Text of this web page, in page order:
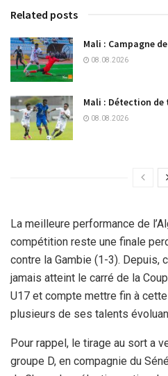
Related posts
Mali : Campagne
08.08.2026
Mali : Détection de
08.08.2026
La meilleure performance de
compétition reste une finale
contre la Gambie (1-3). Depuis,
jamais atteint le carré de la
U17 et compte mettre fin à
plusieurs de ses talents
Pour rappel, le tirage au sort a
groupe D, en compagnie du